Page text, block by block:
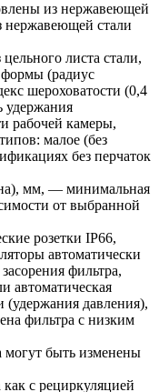
из нержавеющей
нержавеющей стали
листа стали,
(радиус
шероховатости (0,4
удержания
рабочей камеры,
малое (без
без перчаток
мм, — минимальная
от выбранной
розетки IP66,
автоматически
фильтра,
автоматическая
(удержания давления),
фильтра с низким
могут быть изменены
с рециркуляцией